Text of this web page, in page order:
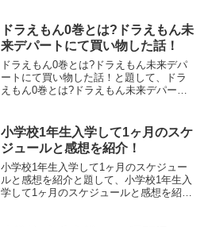
ドラえもん0巻とは?ドラえもん未
来デパートにて買い物した話！
ドラえもん0巻とは?ドラえもん未来デパ
ートにて買い物した話！と題して、ドラ
えもん0巻とは?ドラえもん未来デパート
小学校1年生入学して1ヶ月のスケ
ジュールと感想を紹介！
小学校1年生入学して1ヶ月のスケジュー
ルと感想を紹介と題して、小学校1年生入
学して1ヶ月のスケジュールと感想を紹介